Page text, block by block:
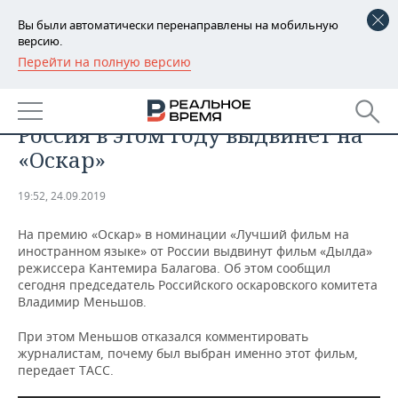
Вы были автоматически перенаправлены на мобильную
версию.
Перейти на полную версию
РЕГИОНЫ
БАШКОРТОСТАН
ТАТАРСТАН
НОВОСТИ
АНАЛИТИКА
ДЕКЛАРАЦИИ О ДОХОДАХ
КОРОЛИ ГОСЗАКАЗА ПФО
ВУЗЫ ТАТАРСТАНА
КОМУ ПРИНАДЛЕЖАТ
ТОРГОВЫЕ ЦЕНТРЫ
ТАТАРСТАНА
НОВОСТИ ЭКОНОМИКИ
ФИНАНСЫ
БАНКИ
БЮДЖЕТ
ПРОМЫШЛЕННОСТЬ
НОВОСТИ
ПРОМЫШЛЕННОСТИ
МАШИНОСТРОЕНИЕ
НЕДВИЖИМОСТЬ
НОВОСТИ НЕДВИЖИМОСТИ
АВТО
НОВОСТИ АВТО
БИЗНЕС
Стало известно, какой фильм
Россия в этом году выдвинет на
«Оскар»
19:52, 24.09.2019
На премию «Оскар» в номинации «Лучший фильм на
иностранном языке» от России выдвинут фильм «Дылда»
режиссера Кантемира Балагова. Об этом сообщил
сегодня председатель Российского оскаровского комитета
Владимир Меньшов.
При этом Меньшов отказался комментировать
журналистам, почему был выбран именно этот фильм,
передает ТАСС.